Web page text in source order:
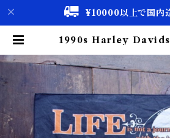
¥10000以上で国内
1990s Harley
ー スカル バンダナ | 古
scco【古着 &